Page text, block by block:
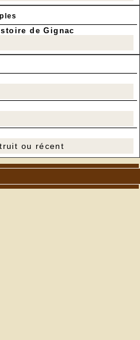
de Gignac
ou récent